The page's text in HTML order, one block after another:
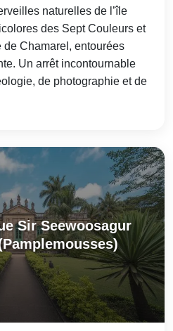
naturelles de l’île
des Sept Couleurs et
de Chamarel, entourées
Un arrêt incontournable
de photographie et de
Sir Seewoosagur